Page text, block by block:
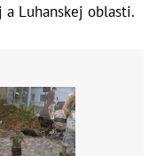
a Luhanskej oblasti.